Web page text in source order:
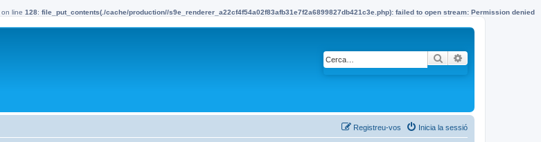
on line 128: file_put_contents(./cache/production//s9e_renderer_a22cf4f54a02f83afb31e7f2a6899827db421c3e.php): failed to open stream: Permission denied
Cerca
Inicia la sessió
Registreu-vos